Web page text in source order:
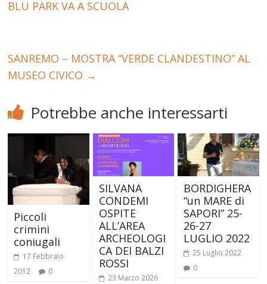
BLU PARK VA A SCUOLA
SANREMO – MOSTRA “VERDE CLANDESTINO” AL
MUSEO CIVICO →
Potrebbe anche interessarti
Piccoli
crimini
coniugali
17 Febbraio
2012
0
SILVANA
CONDEMI
OSPITE
ALL’AREA
ARCHEOLOGI
CA DEI BALZI
ROSSI
23 Marzo 2026
BORDIGHERA
“un MARE di
SAPORI” 25-
26-27
LUGLIO 2022
25 Luglio 2022
0